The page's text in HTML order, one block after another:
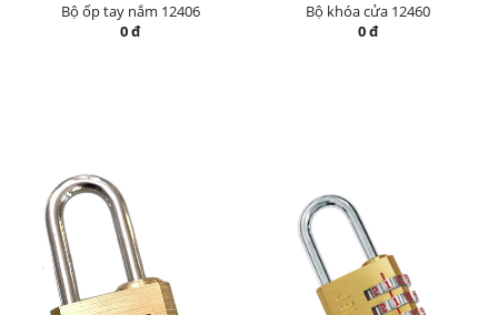
Bộ ốp tay nắm 12406
0 đ
Bộ khóa cửa 12460
0 đ